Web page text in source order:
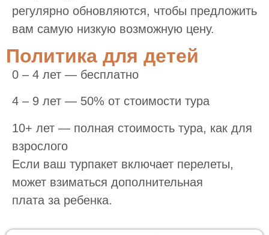
регулярно обновляются, чтобы предложить
вам самую низкую возможную цену.
Политика для детей
0 – 4 лет — бесплатно
4 – 9 лет — 50% от стоимости тура
10+ лет — полная стоимость тура, как для
взрослого
Если ваш турпакет включает перелеты,
может взиматься дополнительная
плата за ребенка.